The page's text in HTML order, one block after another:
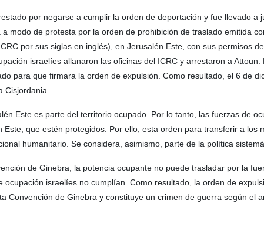
por negarse a cumplir la orden de deportación y fue llevado a
modo de protesta por la orden de prohibición de traslado emitida
por sus siglas en inglés), en Jerusalén Este, con sus permisos
israelíes allanaron las oficinas del ICRC y arrestaron a
para que firmara la orden de expulsión. Como resultado, el 6 de
Cisjordania.
Este es parte del territorio ocupado. Por lo tanto, las fuerzas de
que estén protegidos. Por ello, esta orden para transferir a los
humanitario. Se considera, asimismo, parte de la política
de Ginebra, la potencia ocupante no puede trasladar por la
ocupación israelíes no cumplían. Como resultado, la orden de
Convención de Ginebra y constituye un crimen de guerra según el